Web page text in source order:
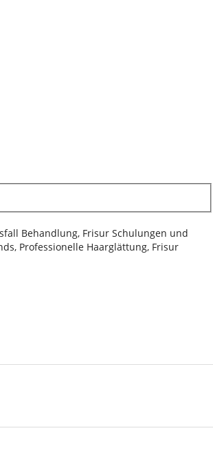
Behandlung, Frisur Schulungen und
Professionelle Haarglättung, Frisur